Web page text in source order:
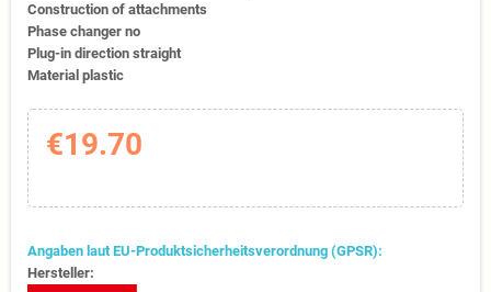
Construction of attachments
Phase changer no
Plug-in direction straight
Material plastic
€19.70
Angaben laut EU-Produktsicherheitsverordnung (GPSR):
Hersteller: